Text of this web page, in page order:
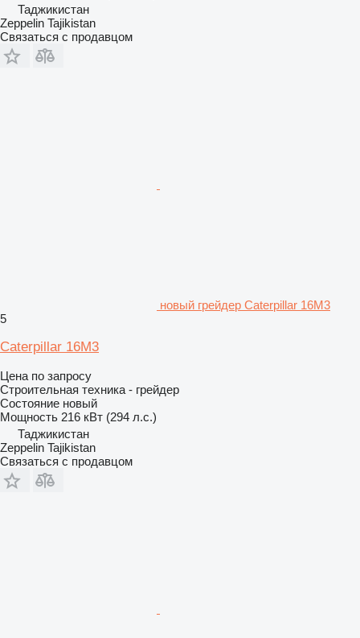
Таджикистан
Zeppelin Tajikistan
Связаться с продавцом
новый грейдер Caterpillar 16M3
5
Caterpillar 16M3
Цена по запросу
Строительная техника - грейдер
Состояние новый
Мощность 216 кВт (294 л.с.)
Таджикистан
Zeppelin Tajikistan
Связаться с продавцом